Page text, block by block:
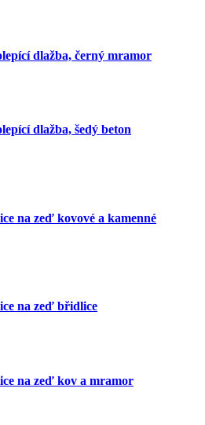
dlažba, černý mramor
dlažba, šedý beton
na zeď kovové a kamenné
na zeď břidlice
na zeď kov a mramor